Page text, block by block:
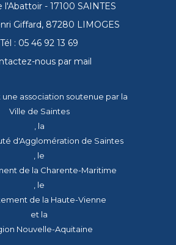
l'Abattoir - 17100 SAINTES
Giffard, 87280 LIMOGES
Tél : 05 46 92 13 69
nous par mail
une association soutenue par la
Ville de Saintes
, la
d'Agglomération de Saintes
, le
de la Charente-Maritime
, le
de la Haute-Vienne
et la
Nouvelle-Aquitaine